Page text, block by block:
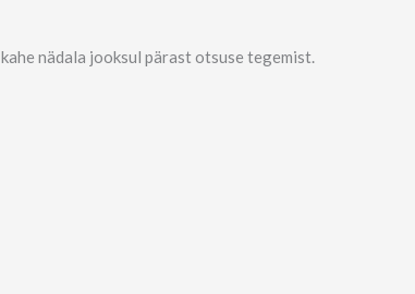
nädala jooksul pärast otsuse tegemist.